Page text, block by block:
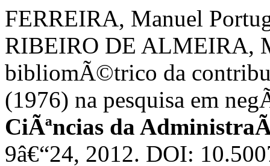
FERREIRA, Manuel
RIBEIRO DE ALMEIRA,
bibliomÃ©trico da
(1976) na pesquisa em
CiÃªncias da
9â€“24, 2012. DOI: